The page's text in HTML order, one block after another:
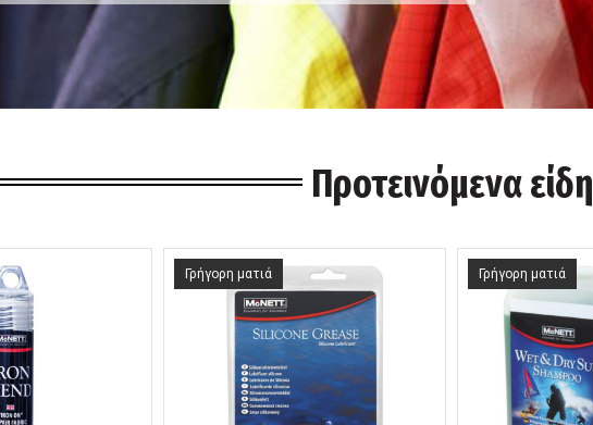
Προτεινόμενα είδη
Γρήγορη ματιά Γρήγορη ματιά